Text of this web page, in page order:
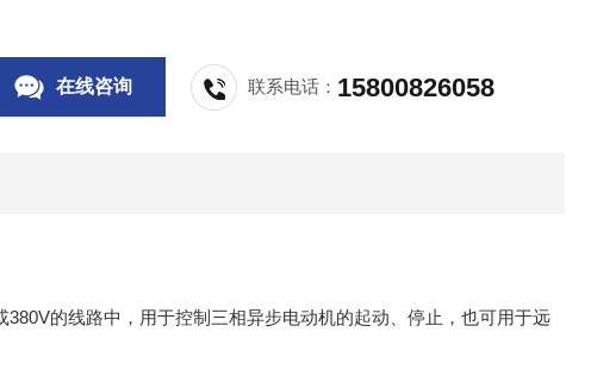
在线咨询 联系电话： 15800826058
的线路中，用于控制三相异步电动机的起动、停止，也可用于远